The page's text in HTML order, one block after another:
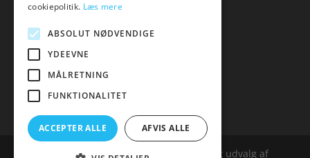
Amare.dk er siden, der samler et bredt udvalg af
cookiepolitik. Læs mere
ABSOLUT NØDVENDIGE
YDEEVNE
MÅLRETNING
FUNKTIONALITET
ACCEPTER ALLE AFVIS ALLE